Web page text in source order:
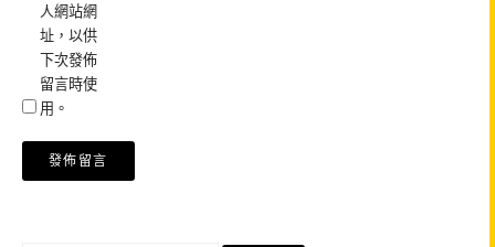
人網站網
址，以供
下次發佈
留言時使
用。